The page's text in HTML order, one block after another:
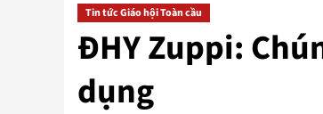
Tin tức Giáo hội Toàn cầu
ĐHY Zuppi:
dụng